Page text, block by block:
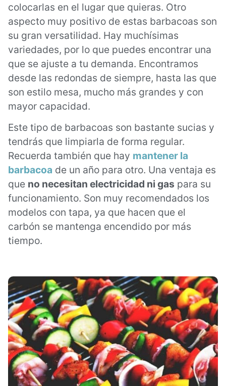
colocarlas en el lugar que quieras. Otro
aspecto muy positivo de estas barbacoas son
su gran versatilidad. Hay muchísimas
variedades, por lo que puedes encontrar una
que se ajuste a tu demanda. Encontramos
desde las redondas de siempre, hasta las que
son estilo mesa, mucho más grandes y con
mayor capacidad.
Este tipo de barbacoas son bastante sucias y
tendrás que limpiarla de forma regular.
Recuerda también que hay mantener la
barbacoa de un año para otro. Una ventaja es
que no necesitan electricidad ni gas para su
funcionamiento. Son muy recomendados los
modelos con tapa, ya que hacen que el
carbón se mantenga encendido por más
tiempo.